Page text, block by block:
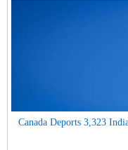
Canada Deports 3,323